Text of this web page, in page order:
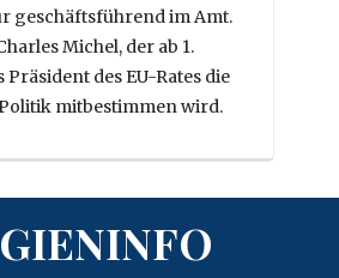
geschäftsführend im Amt.
Michel, der ab 1.
Präsident des EU-Rates die
mitbestimmen wird.